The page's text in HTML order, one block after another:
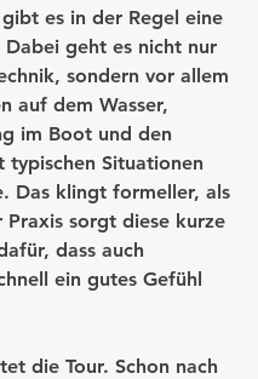
es in der Regel eine
Dabei geht es nicht nur
sondern vor allem
auf dem Wasser,
im Boot und den
typischen Situationen
Das klingt formeller, als
Praxis sorgt diese kurze
dass auch
ein gutes Gefühl
die Tour. Schon nach